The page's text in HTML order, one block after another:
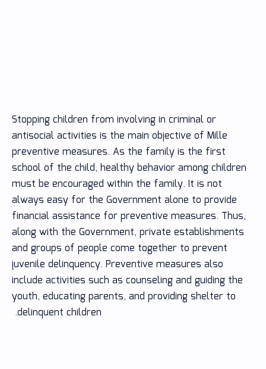
Stopping children from involving in criminal or
antisocial activities is the main objective of Mille
preventive measures. As the family is the first
school of the child, healthy behavior among children
must be encouraged within the family. It is not
always easy for the Government alone to provide
financial assistance for preventive measures. Thus,
along with the Government, private establishments
and groups of people come together to prevent
juvenile delinquency. Preventive measures also
include activities such as counseling and guiding the
youth, educating parents, and providing shelter to
delinquent children.